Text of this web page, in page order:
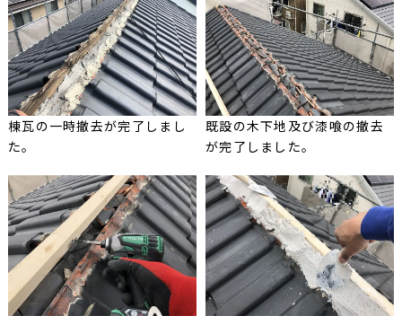
棟瓦の一時撤去が完了しまし
た。
既設の木下地及び漆喰の撤去
が完了しました。